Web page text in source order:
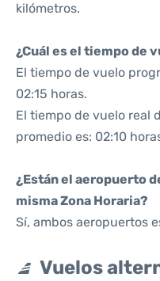
kilómetros.
¿Cuál es el tiempo de
El tiempo de vuelo
02:15 horas.
El tiempo de vuelo real
promedio es: 02:10
¿Están el aeropuerto
misma Zona Horaria?
Sí, ambos aeropuertos
Vuelos